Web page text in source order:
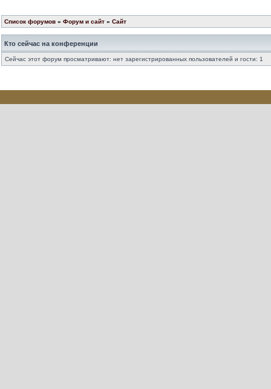
Список форумов » Форум и сайт » Сайт
Кто сейчас на конференции
Сейчас этот форум просматривают: нет зарегистрированных пользователей и гости: 1